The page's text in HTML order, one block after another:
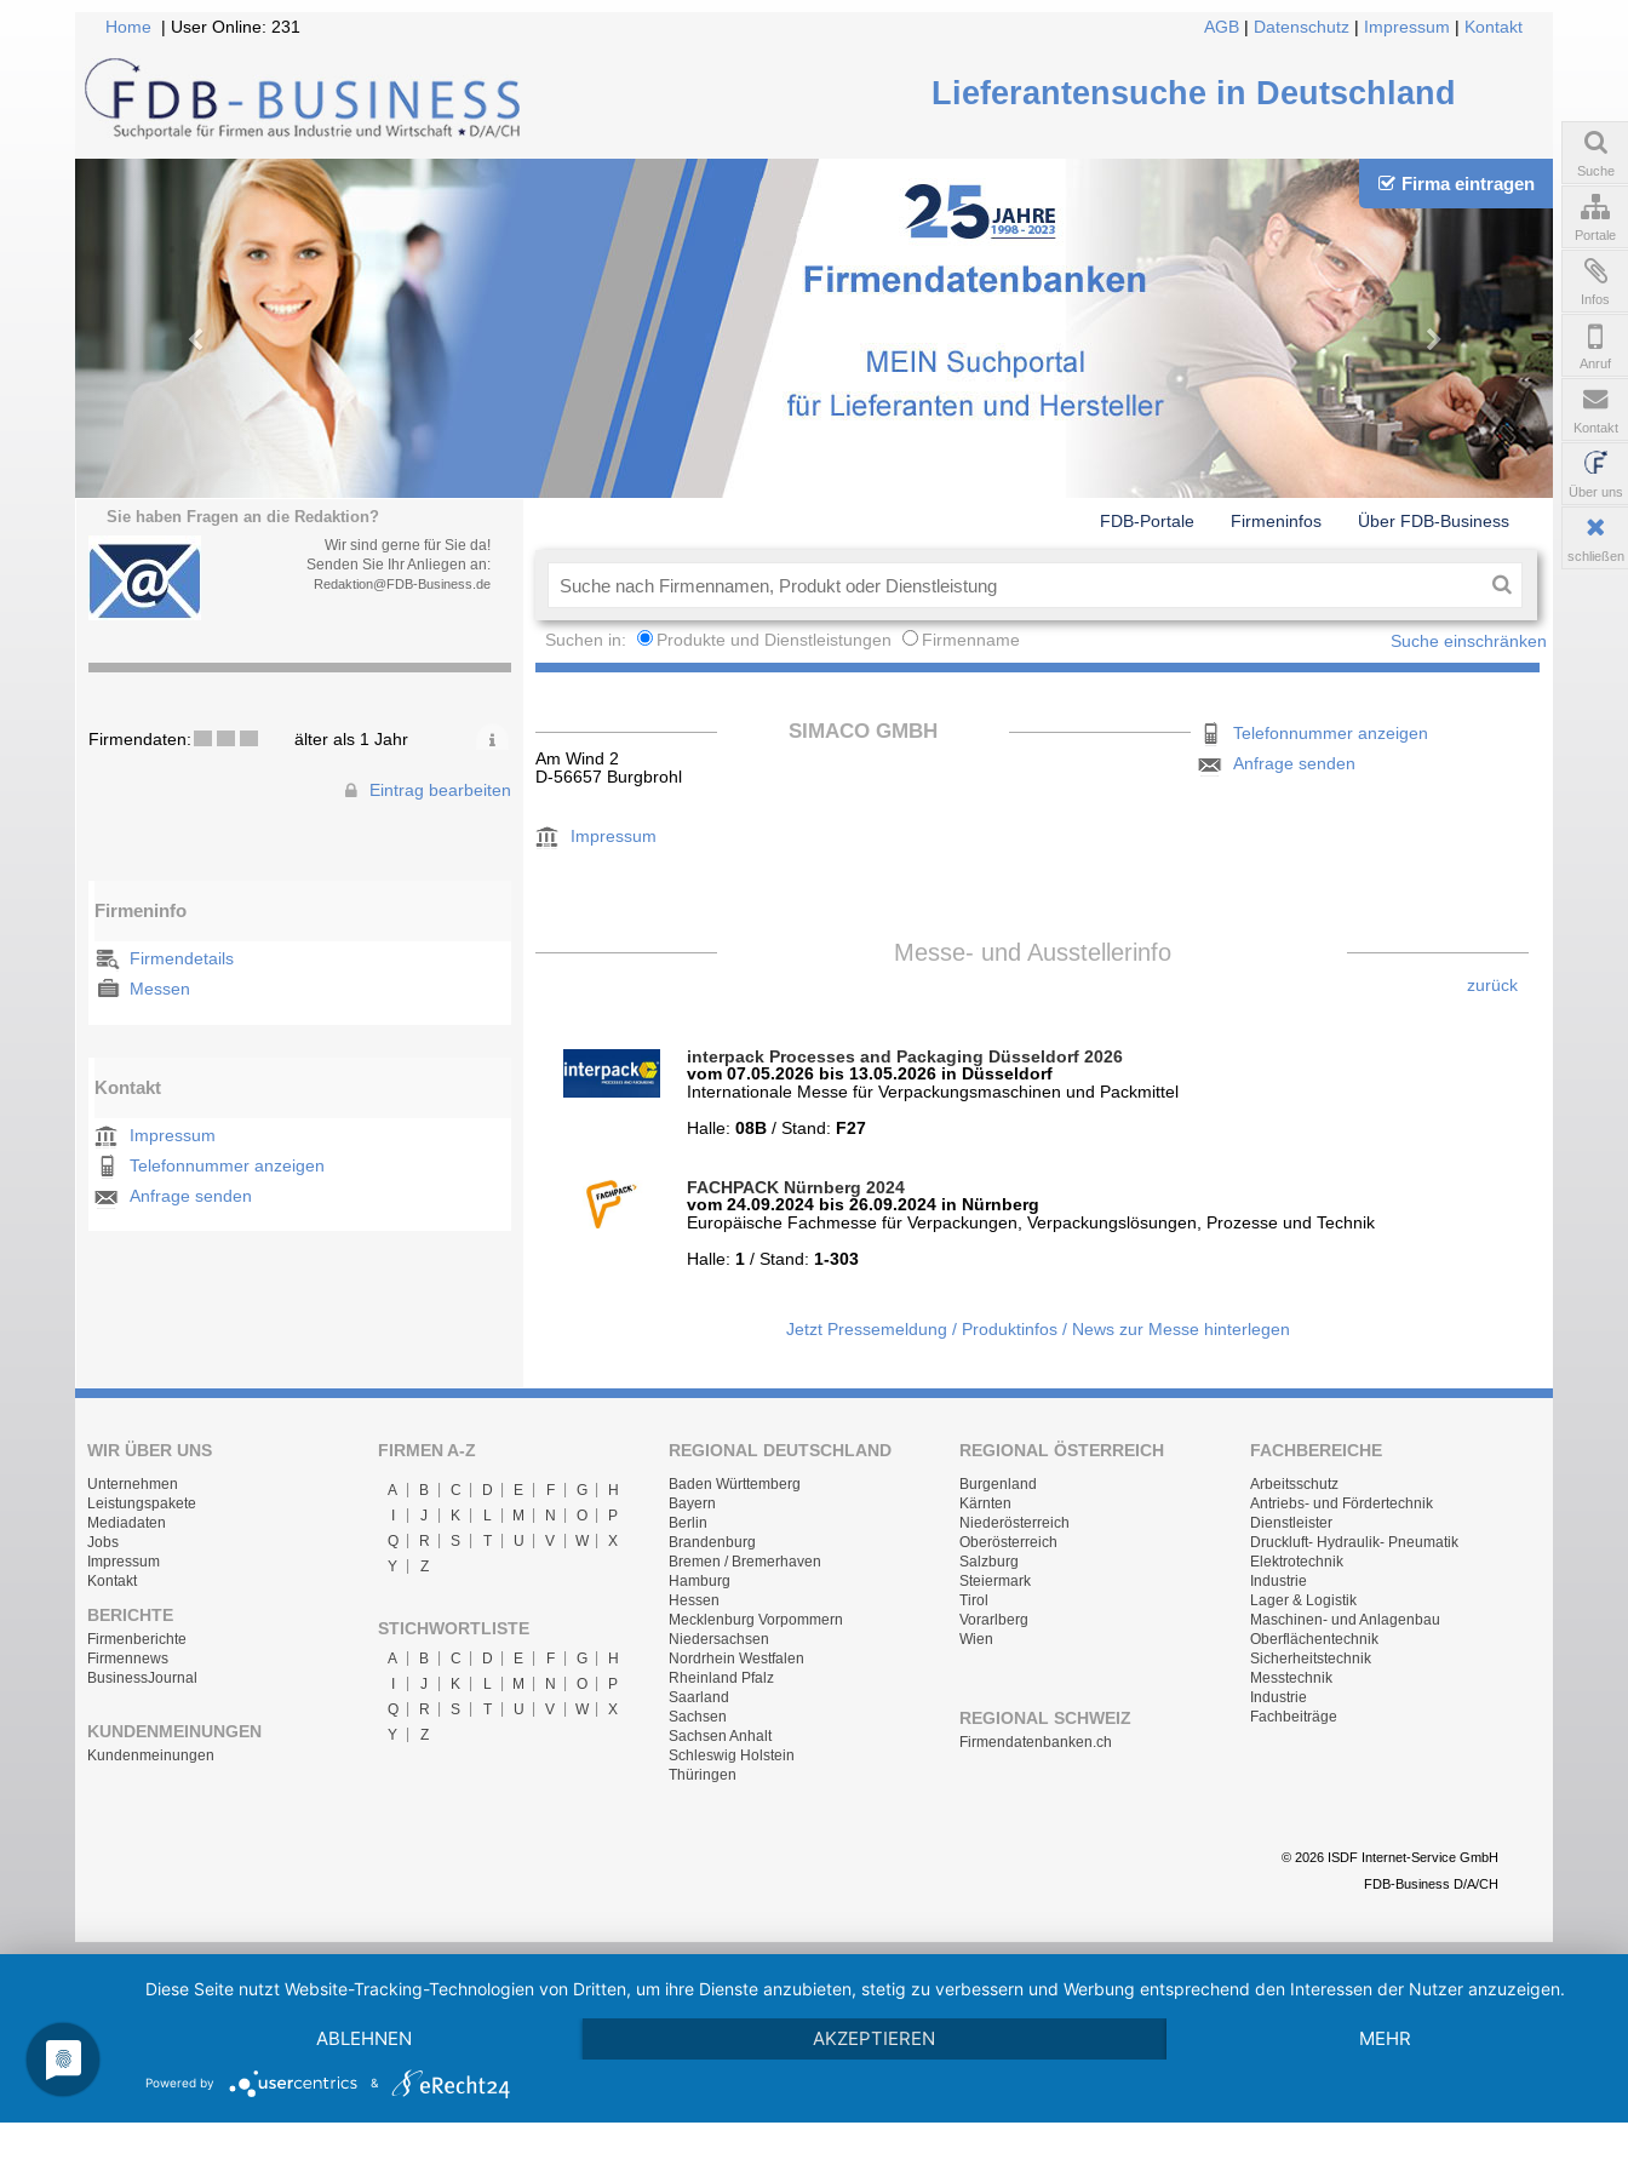
Home | User Online: 231 AGB Datenschutz Impressum Kontakt
Lieferantensuche in Deutschland
Firma eintragen
Sie haben Fragen an die Redaktion?
Wir sind gerne für Sie da!
Senden Sie Ihr Anliegen an:
Redaktion@FDB-Business.de
FDB-Portale Firmeninfos Über FDB-Business
Suchen in: Produkte und Dienstleistungen Firmenname Suche einschränken
Firmendaten: älter als 1 Jahr
Eintrag bearbeiten
Firmeninfo
Firmendetails
Messen
Kontakt
Impressum
Telefonnummer anzeigen
Anfrage senden
SIMACO GMBH
Am Wind 2
D-56657 Burgbrohl
Impressum
Telefonnummer anzeigen
Anfrage senden
Messe- und Ausstellerinfo
zurück
interpack Processes and Packaging Düsseldorf 2026
vom 07.05.2026 bis 13.05.2026 in Düsseldorf
Internationale Messe für Verpackungsmaschinen und Packmittel
Halle: 08B/ Stand: F27
FACHPACK Nürnberg 2024
vom 24.09.2024 bis 26.09.2024 in Nürnberg
Europäische Fachmesse für Verpackungen, Verpackungslösungen, Prozesse und Technik
Halle: 1/ Stand: 1-303
Jetzt Pressemeldung / Produktinfos / News zur Messe hinterlegen
WIR ÜBER UNS
Unternehmen
Leistungspakete
Mediadaten
Jobs
Impressum
Kontakt
BERICHTE
Firmenberichte
Firmennews
BusinessJournal
KUNDENMEINUNGEN
Kundenmeinungen
FIRMEN A-Z
A B C D E F G
H
J K L M N O
P
Q
R S T U V W
X
Y
Z
STICHWORTLISTE
A B C D E F G
H
I
J K L M N O
P
Q
R S T U V W
X
Y
Z
REGIONAL DEUTSCHLAND
Baden Württemberg
Bayern
Berlin
Brandenburg
Bremen / Bremerhaven
Hamburg
Hessen
Mecklenburg Vorpommern
Niedersachsen
Nordrhein Westfalen
Rheinland Pfalz
Saarland
Sachsen
Sachsen Anhalt
Schleswig Holstein
Thüringen
REGIONAL ÖSTERREICH
Burgenland
Kärnten
Niederösterreich
Oberösterreich
Salzburg
Steiermark
Tirol
Vorarlberg
Wien
REGIONAL SCHWEIZ
Firmendatenbanken.ch
FACHBEREICHE
Arbeitsschutz
Antriebs- und Fördertechnik
Dienstleister
Druckluft- Hydraulik- Pneumatik
Elektrotechnik
Industrie
Lager & Logistik
Maschinen- und Anlagenbau
Oberflächentechnik
Sicherheitstechnik
Messtechnik
Industrie
Fachbeiträge
© 2026 ISDF Internet-Service GmbH
FDB-Business D/A/CH
Suche
Portale
Infos
Anruf
Kontakt
Über uns
schließen
Diese Seite nutzt Website-Tracking-Technologien von Dritten, um ihre Dienste anzubieten, stetig zu verbessern und Werbung entsprechend den Interessen der Nutzer anzuzeigen.
ABLEHNEN AKZEPTIEREN MEHR
Powered by &